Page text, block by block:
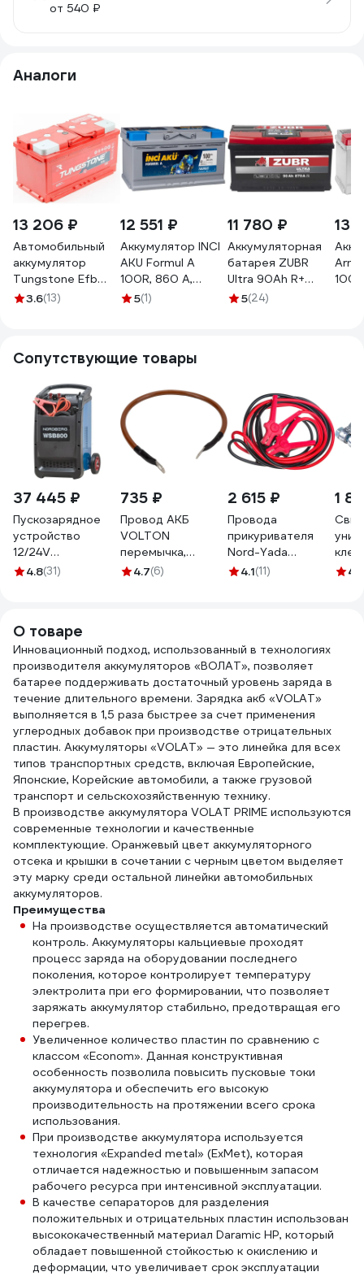
от 540 ₽
Аналоги
13 206 ₽
Автомобильный
аккумулятор
Tungstone Efb
6ст -95.0 95L(0)-
3.6(13)
12 551 ₽
Аккумулятор INCI
AKU Formul A
100R, 860 A,
353x175x190 мм
5(1)
11 780 ₽
Аккумуляторная
батарея ZUBR
Ultra 90Ah R+
ZU900
5(24)
13
100
Сопутствующие товары
37 445 ₽
Пускозарядное
устройство
12/24V
максимальный ток
4.8(31)
735 ₽
Провод АКБ
VOLTON
перемычка,
наконечник-
4.7(6)
2 615 ₽
Провода
прикуривателя
Nord-Yada
многожильный
4.1(11)
1
4.4
О товаре
Инновационный подход, использованный в технологиях
производителя аккумуляторов «ВОЛАТ», позволяет
батарее поддерживать достаточный уровень заряда в
течение длительного времени. Зарядка акб «VOLAT»
выполняется в 1,5 раза быстрее за счет применения
углеродных добавок при производстве отрицательных
пластин. Аккумуляторы «VOLAT» — это линейка для всех
типов транспортных средств, включая Европейские,
Японские, Корейские автомобили, а также грузовой
транспорт и сельскохозяйственную технику.
В производстве аккумулятора VOLAT PRIME используются
современные технологии и качественные
комплектующие. Оранжевый цвет аккумуляторного
отсека и крышки в сочетании с черным цветом выделяет
эту марку среди остальной линейки автомобильных
аккумуляторов.
Преимущества
На производстве осуществляется автоматический
контроль. Аккумуляторы кальциевые проходят
процесс заряда на оборудовании последнего
поколения, которое контролирует температуру
электролита при его формировании, что позволяет
заряжать аккумулятор стабильно, предотвращая его
перегрев.
Увеличенное количество пластин по сравнению с
классом «Econom». Данная конструктивная
особенность позволила повысить пусковые токи
аккумулятора и обеспечить его высокую
производительность на протяжении всего срока
использования.
При производстве аккумулятора используется
технология «Expanded metal» (ExMet), которая
отличается надежностью и повышенным запасом
рабочего ресурса при интенсивной эксплуатации.
В качестве сепараторов для разделения
положительных и отрицательных пластин использован
высококачественный материал Daramic HP, который
обладает повышенной стойкостью к окислению и
деформации, что увеличивает срок эксплуатации